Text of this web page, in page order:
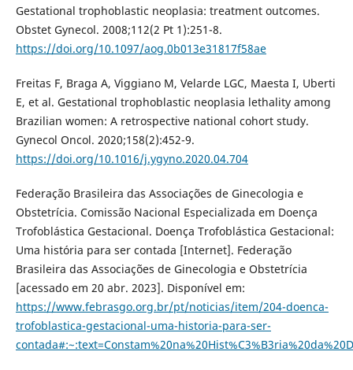
Gestational trophoblastic neoplasia: treatment outcomes.
Obstet Gynecol. 2008;112(2 Pt 1):251-8.
https://doi.org/10.1097/aog.0b013e31817f58ae
Freitas F, Braga A, Viggiano M, Velarde LGC, Maesta I, Uberti
E, et al. Gestational trophoblastic neoplasia lethality among
Brazilian women: A retrospective national cohort study.
Gynecol Oncol. 2020;158(2):452-9.
https://doi.org/10.1016/j.ygyno.2020.04.704
Federação Brasileira das Associações de Ginecologia e
Obstetrícia. Comissão Nacional Especializada em Doença
Trofoblástica Gestacional. Doença Trofoblástica Gestacional:
Uma história para ser contada [Internet]. Federação
Brasileira das Associações de Ginecologia e Obstetrícia
[acessado em 20 abr. 2023]. Disponível em:
https://www.febrasgo.org.br/pt/noticias/item/204-doenca-
trofoblastica-gestacional-uma-historia-para-ser-